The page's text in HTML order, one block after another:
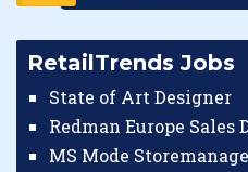
RetailTrends Jobs
State of Art Designer
Redman Europe Sales
MS Mode